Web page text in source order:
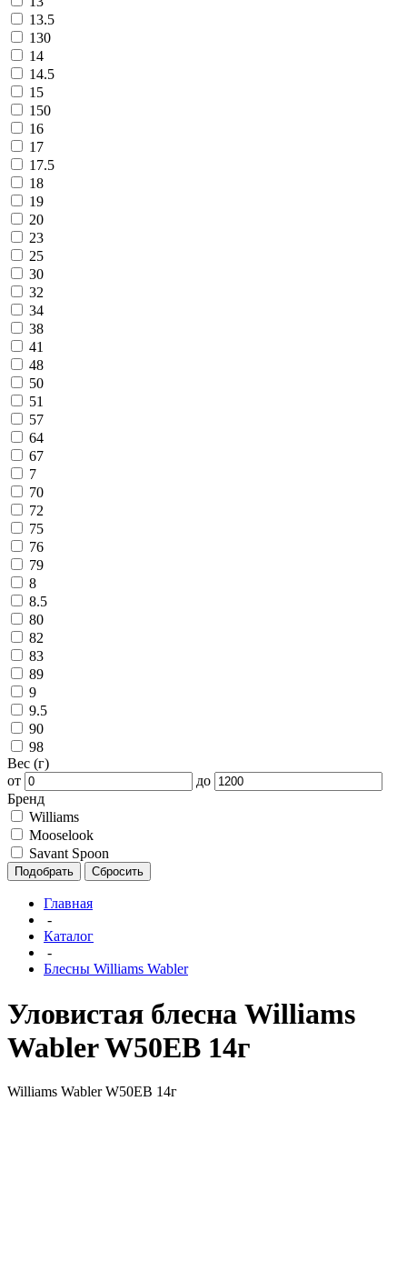
13.5
130
14
14.5
15
150
16
17
17.5
18
19
20
23
25
30
32
34
38
41
48
50
51
57
64
67
7
70
72
75
76
79
8
8.5
80
82
83
89
9
9.5
90
98
Вес (г)
от
до
Бренд
Williams
Mooselook
Savant Spoon
Подобрать Сбросить
Главная
-
Каталог
-
Блесны Williams Wabler
Уловистая блесна Williams
Wabler W50EB 14г
Williams Wabler W50EB 14г